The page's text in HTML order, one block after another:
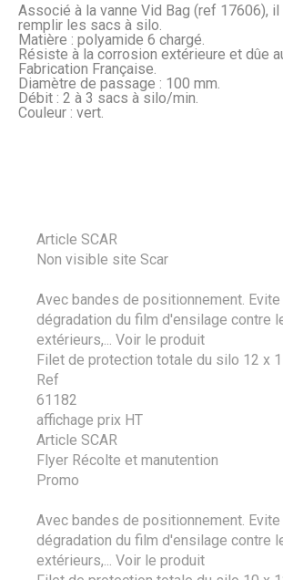
Associé à la vanne Vid Bag (ref 17606),
remplir les sacs à silo.
Matière : polyamide 6 chargé.
Résiste à la corrosion extérieure et dûe
Fabrication Française.
Diamètre de passage : 100 mm.
Débit : 2 à 3 sacs à silo/min.
Couleur : vert.
Article SCAR
Non visible site Scar
Avec bandes de positionnement. Evite
dégradation du film d'ensilage contre
extérieurs,...
Voir le produit
Filet de protection totale du silo 12 x
Ref
61182
affichage prix HT
Article SCAR
Flyer Récolte et manutention
Promo
Avec bandes de positionnement. Evite
dégradation du film d'ensilage contre
extérieurs,...
Voir le produit